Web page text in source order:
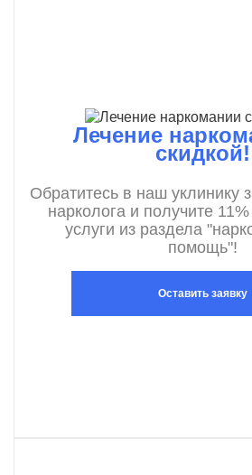
Лечение
скидкой!
Обратитесь в наш уклинику
нарколога и получите
услуги из раздела
помощь"!
Оставить заявку